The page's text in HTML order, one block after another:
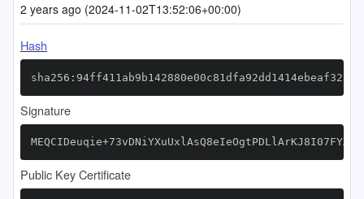
2 years ago (2024-11-02T13:52:06+00:00)
Hash
Signature
Public Key Certificate